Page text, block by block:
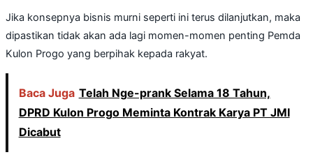
Jika konsepnya bisnis murni seperti ini terus dilanjutkan, maka
dipastikan tidak akan ada lagi momen-momen penting Pemda
Kulon Progo yang berpihak kepada rakyat.
Baca Juga Telah Nge-prank Selama 18 Tahun,
DPRD Kulon Progo Meminta Kontrak Karya PT JMI
Dicabut